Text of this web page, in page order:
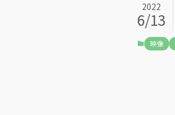
2022
6/13
映像